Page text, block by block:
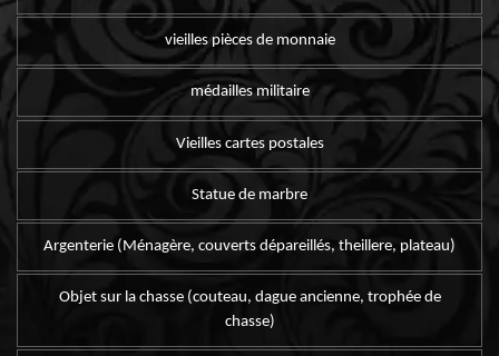
vieilles pièces de monnaie
médailles militaire
Vieilles cartes postales
Statue de marbre
Argenterie (Ménagère, couverts dépareillés, theillere, plateau)
Objet sur la chasse (couteau, dague ancienne, trophée de
chasse)